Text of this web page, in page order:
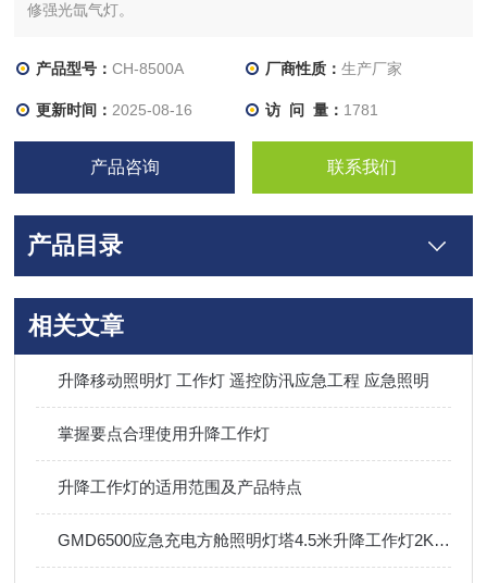
修强光氙气灯。
产品型号：CH-8500A 厂商性质： 生产厂家
更新时间： 2025-08-16 访 问 量： 1781
产品咨询 联系我们
产品目录
相关文章
升降移动照明灯 工作灯 遥控防汛应急工程 应急照明
掌握要点合理使用升降工作灯
升降工作灯的适用范围及产品特点
GMD6500应急充电方舱照明灯塔4.5米升降工作灯2KW本田户外防汛